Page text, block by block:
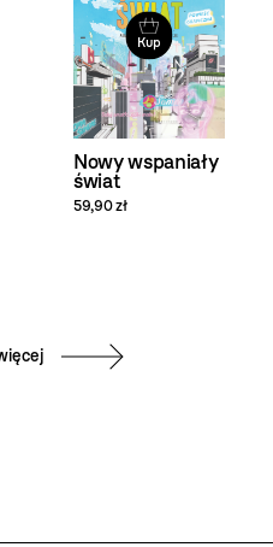
Kup
Nowy wspaniały
świat
59,90 zł